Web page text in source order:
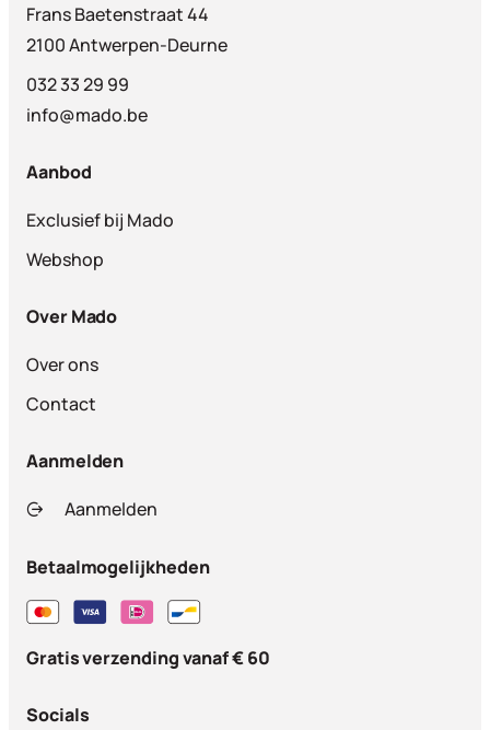
Frans Baetenstraat 44
2100 Antwerpen-Deurne
032 33 29 99
info@mado.be
Aanbod
Exclusief bij Mado
Webshop
Over Mado
Over ons
Contact
Aanmelden
Aanmelden
Betaalmogelijkheden
Gratis verzending vanaf € 60
Socials